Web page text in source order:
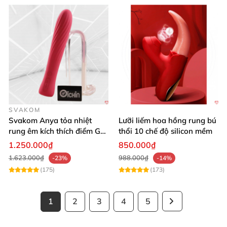
SVAKOM
Svakom Anya tỏa nhiệt
rung êm kích thích điểm G
silicon Mỹ cao cấp an toàn
1.250.000₫
1.623.000₫
-23%
(175)
Lưỡi liếm hoa hồng rung bú
thổi 10 chế độ silicon mềm
850.000₫
988.000₫
-14%
(173)
1 2 3 4 5